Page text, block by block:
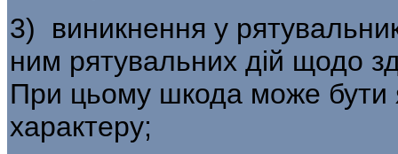
3) виникнення у
ним рятувальних дій щодо
При цьому шкода може бути
характеру;